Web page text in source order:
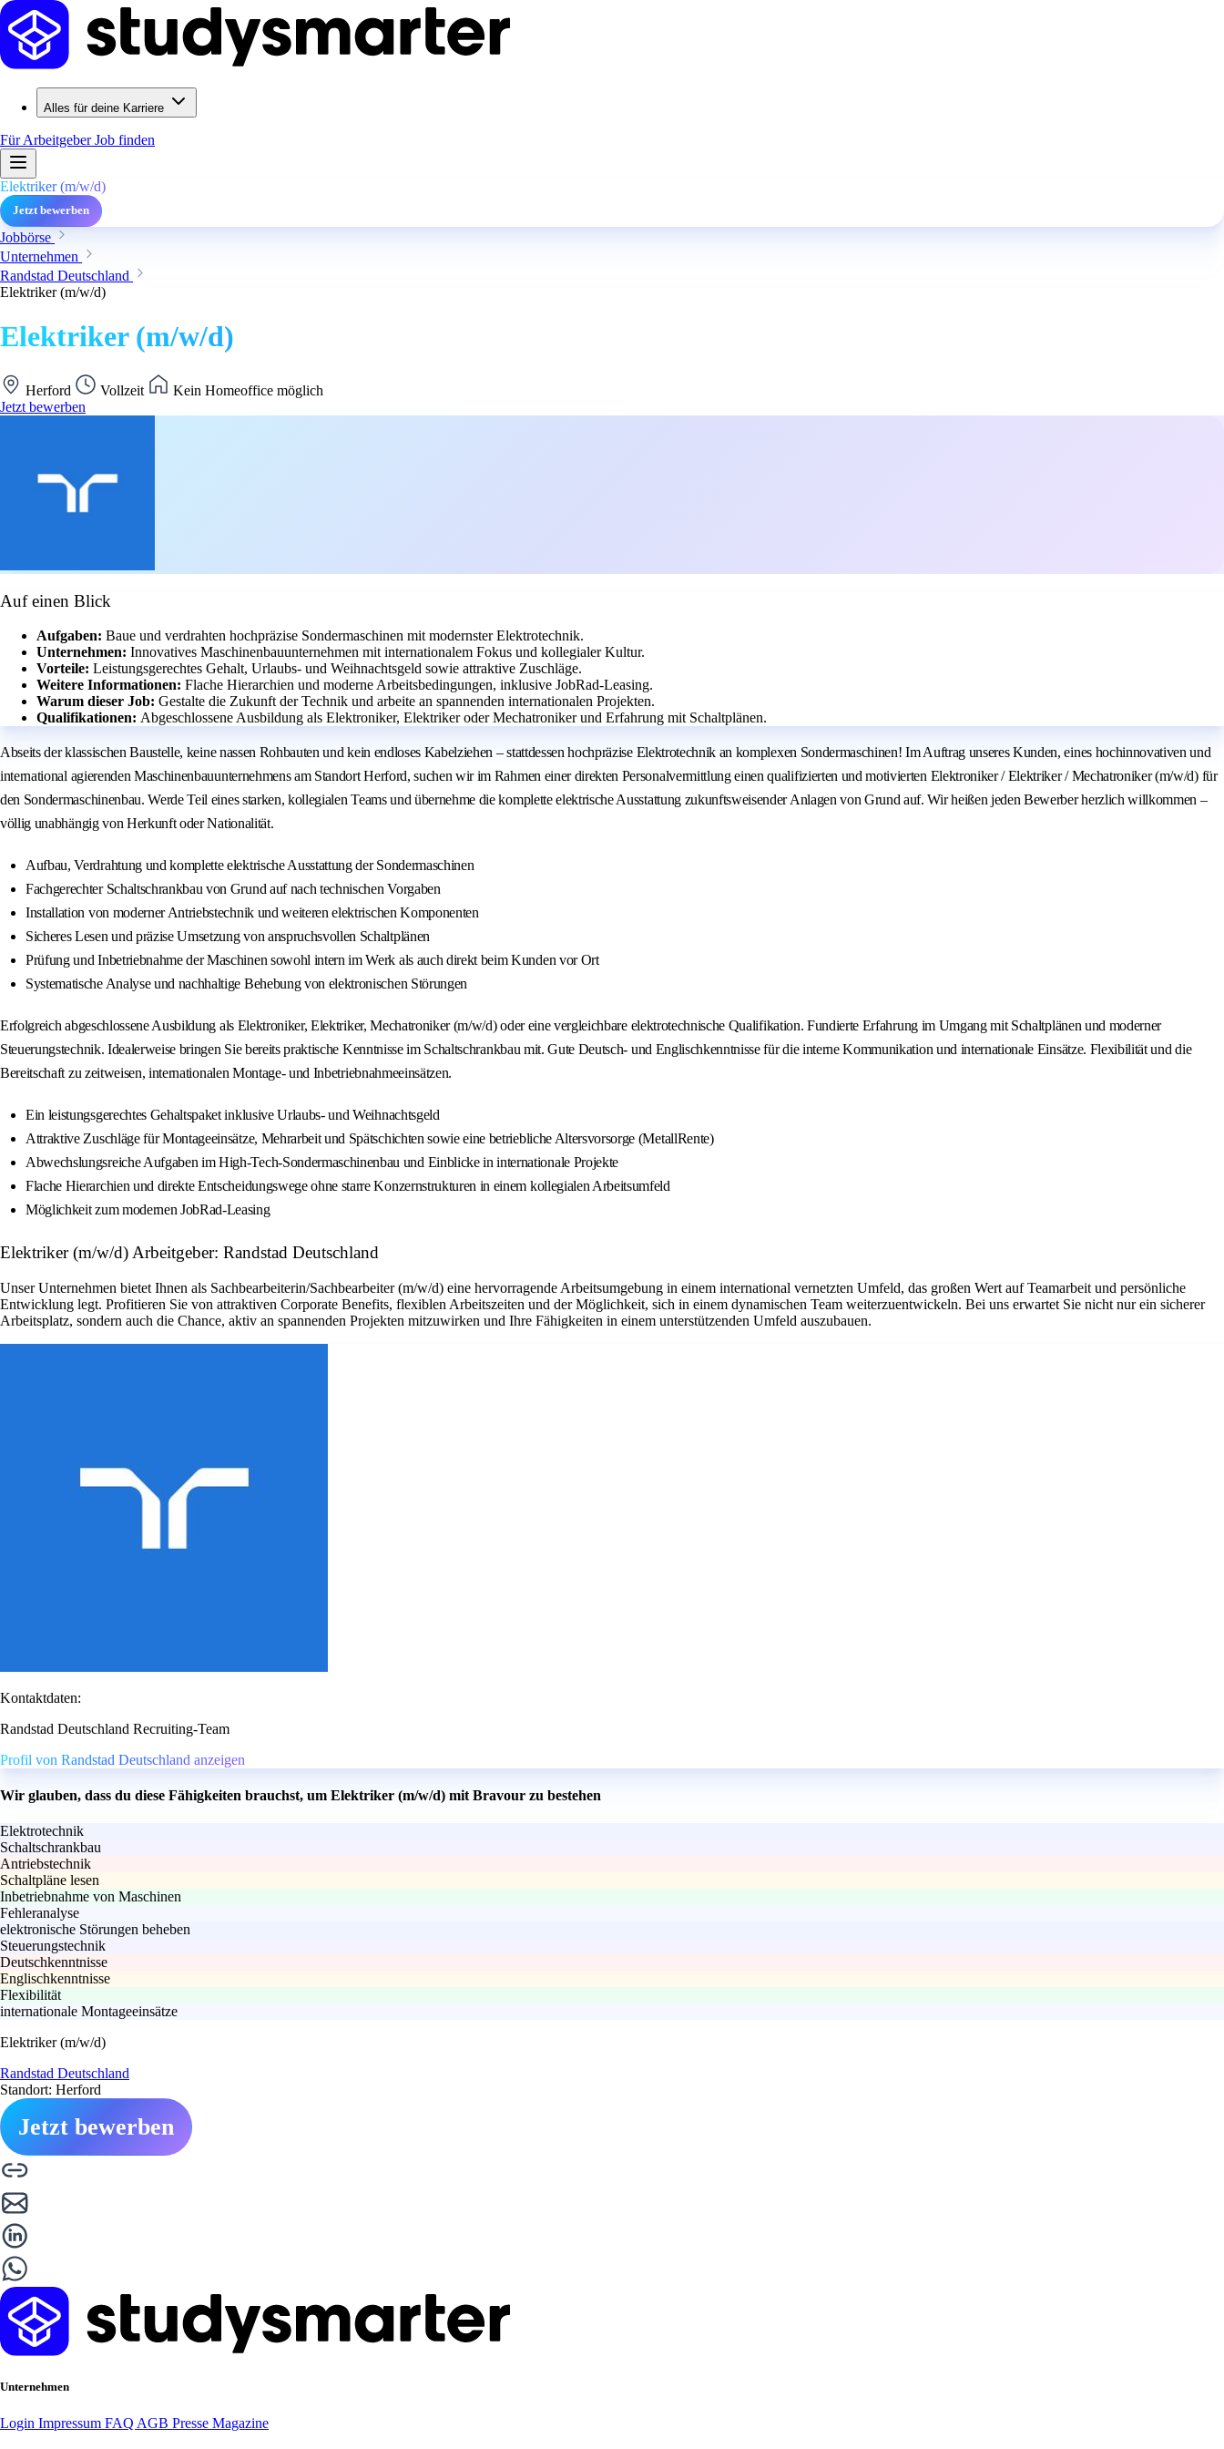
Alles für deine Karriere
Für ArbeitgeberJob finden
Elektriker (m/w/d)
Jetzt bewerben
Jobbörse
Unternehmen
Randstad Deutschland
Elektriker (m/w/d)
Elektriker (m/w/d)
Herford Vollzeit
Kein Homeoffice möglich
Jetzt bewerben
Auf einen Blick
Aufgaben: Baue und verdrahten hochpräzise Sondermaschinen mit modernster Elektrotechnik.
Unternehmen: Innovatives Maschinenbauunternehmen mit internationalem Fokus und kollegialer Kultur.
Vorteile: Leistungsgerechtes Gehalt, Urlaubs- und Weihnachtsgeld sowie attraktive Zuschläge.
Weitere Informationen: Flache Hierarchien und moderne Arbeitsbedingungen, inklusive JobRad-Leasing.
Warum dieser Job: Gestalte die Zukunft der Technik und arbeite an spannenden internationalen Projekten.
Qualifikationen: Abgeschlossene Ausbildung als Elektroniker, Elektriker oder Mechatroniker und Erfahrung mit Schaltplänen.
Abseits der klassischen Baustelle, keine nassen Rohbauten und kein endloses Kabelziehen – stattdessen hochpräzise Elektrotechnik an komplexen Sondermaschinen! Im Auftrag unseres Kunden, eines hochinnovativen und
international agierenden Maschinenbauunternehmens am Standort Herford, suchen wir im Rahmen einer direkten Personalvermittlung einen qualifizierten und motivierten Elektroniker / Elektriker / Mechatroniker (m/w/d) für
den Sondermaschinenbau. Werde Teil eines starken, kollegialen Teams und übernehme die komplette elektrische Ausstattung zukunftsweisender Anlagen von Grund auf. Wir heißen jeden Bewerber herzlich willkommen –
völlig unabhängig von Herkunft oder Nationalität.
Aufbau, Verdrahtung und komplette elektrische Ausstattung der Sondermaschinen
Fachgerechter Schaltschrankbau von Grund auf nach technischen Vorgaben
Installation von moderner Antriebstechnik und weiteren elektrischen Komponenten
Sicheres Lesen und präzise Umsetzung von anspruchsvollen Schaltplänen
Prüfung und Inbetriebnahme der Maschinen sowohl intern im Werk als auch direkt beim Kunden vor Ort
Systematische Analyse und nachhaltige Behebung von elektronischen Störungen
Erfolgreich abgeschlossene Ausbildung als Elektroniker, Elektriker, Mechatroniker (m/w/d) oder eine vergleichbare elektrotechnische Qualifikation. Fundierte Erfahrung im Umgang mit Schaltplänen und moderner
Steuerungstechnik. Idealerweise bringen Sie bereits praktische Kenntnisse im Schaltschrankbau mit. Gute Deutsch- und Englischkenntnisse für die interne Kommunikation und internationale Einsätze. Flexibilität und die
Bereitschaft zu zeitweisen, internationalen Montage- und Inbetriebnahmeeinsätzen.
Ein leistungsgerechtes Gehaltspaket inklusive Urlaubs- und Weihnachtsgeld
Attraktive Zuschläge für Montageeinsätze, Mehrarbeit und Spätschichten sowie eine betriebliche Altersvorsorge (MetallRente)
Abwechslungsreiche Aufgaben im High-Tech-Sondermaschinenbau und Einblicke in internationale Projekte
Flache Hierarchien und direkte Entscheidungswege ohne starre Konzernstrukturen in einem kollegialen Arbeitsumfeld
Möglichkeit zum modernen JobRad-Leasing
Elektriker (m/w/d) Arbeitgeber: Randstad Deutschland
Unser Unternehmen bietet Ihnen als Sachbearbeiterin/Sachbearbeiter (m/w/d) eine hervorragende Arbeitsumgebung in einem international vernetzten Umfeld, das großen Wert auf Teamarbeit und persönliche
Entwicklung legt. Profitieren Sie von attraktiven Corporate Benefits, flexiblen Arbeitszeiten und der Möglichkeit, sich in einem dynamischen Team weiterzuentwickeln. Bei uns erwartet Sie nicht nur ein sicherer
Arbeitsplatz, sondern auch die Chance, aktiv an spannenden Projekten mitzuwirken und Ihre Fähigkeiten in einem unterstützenden Umfeld auszubauen.
Kontaktdaten:
Randstad Deutschland Recruiting-Team
Profil von Randstad Deutschland anzeigen
Wir glauben, dass du diese Fähigkeiten brauchst, um Elektriker (m/w/d) mit Bravour zu bestehen
Elektrotechnik
Schaltschrankbau
Antriebstechnik
Schaltpläne lesen
Inbetriebnahme von Maschinen
Fehleranalyse
elektronische Störungen beheben
Steuerungstechnik
Deutschkenntnisse
Englischkenntnisse
Flexibilität
internationale Montageeinsätze
Elektriker (m/w/d)
Randstad Deutschland
Standort: Herford
Jetzt bewerben
Unternehmen
Login Impressum FAQ AGB Presse Magazine